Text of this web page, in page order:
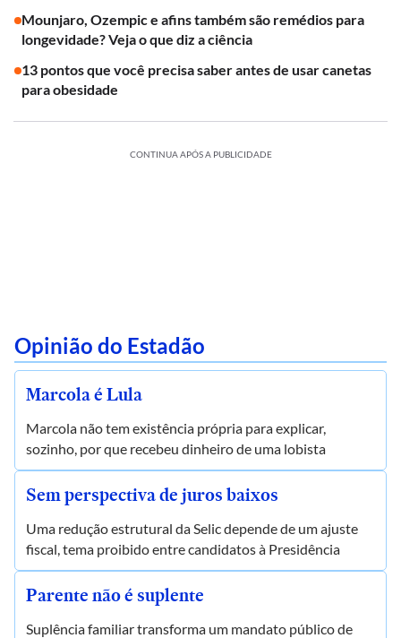
Mounjaro, Ozempic e afins também são remédios para
longevidade? Veja o que diz a ciência
13 pontos que você precisa saber antes de usar canetas
para obesidade
CONTINUA APÓS A PUBLICIDADE
Opinião do Estadão
Marcola é Lula
Marcola não tem existência própria para explicar,
sozinho, por que recebeu dinheiro de uma lobista
Sem perspectiva de juros baixos
Uma redução estrutural da Selic depende de um ajuste
fiscal, tema proibido entre candidatos à Presidência
Parente não é suplente
Suplência familiar transforma um mandato público de